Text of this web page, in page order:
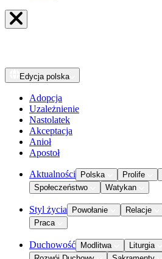
Edycja polska
Adopcja
Uzależnienie
Nastolatek
Akceptacja
Anioł
Apostoł
Aktualności Polska Prolife
Społeczeństwo
Watykan
Styl życia Powołanie Relacje
Praca
Duchowość Modlitwa Liturgia